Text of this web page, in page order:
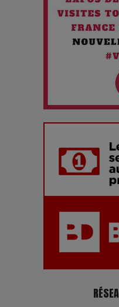
Maïra Kerey, la “voix
ans de carrière à la Salle
Les dessous de la fast
7 Techniques Secrètes
Adieu Jean-Pat : rire au
Pharaonic Festival 2025
montagnes, une fête à ne